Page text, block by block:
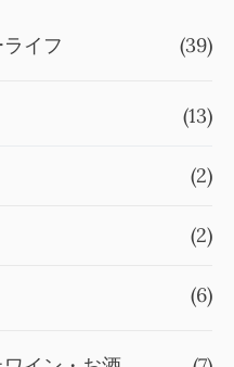
イフ (39)
(13)
(2)
(2)
(6)